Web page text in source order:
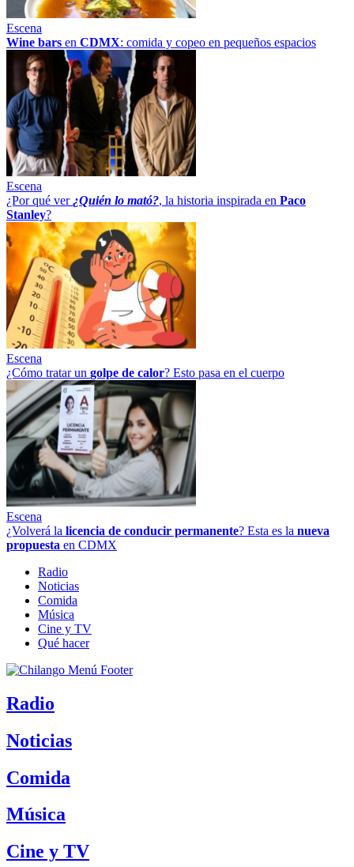
Escena
Wine bars en CDMX: comida y copeo en pequeños espacios
Escena
¿Por qué ver ¿Quién lo mató?, la historia inspirada en Paco
Stanley?
Escena
¿Cómo tratar un golpe de calor? Esto pasa en el cuerpo
Escena
¿Volverá la licencia de conducir permanente? Esta es la nueva
propuesta en CDMX
Radio
Noticias
Comida
Música
Cine y TV
Qué hacer
Radio
Noticias
Comida
Música
Cine y TV